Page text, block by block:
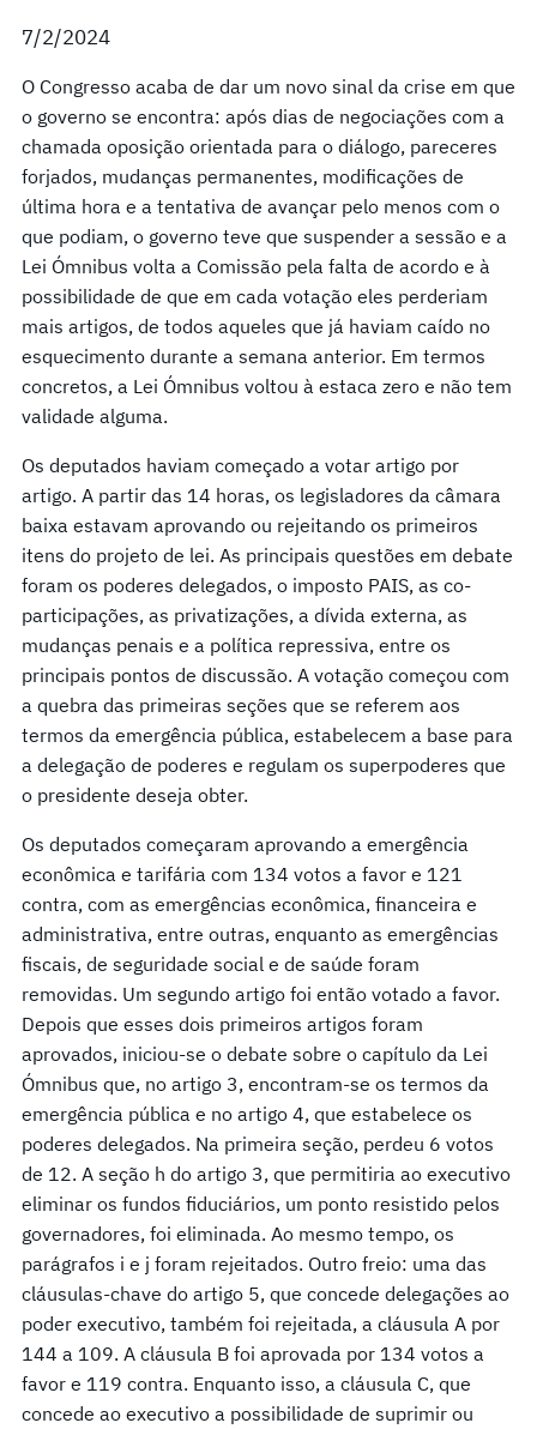
7/2/2024
O Congresso acaba de dar um novo sinal da crise em que
o governo se encontra: após dias de negociações com a
chamada oposição orientada para o diálogo, pareceres
forjados, mudanças permanentes, modificações de
última hora e a tentativa de avançar pelo menos com o
que podiam, o governo teve que suspender a sessão e a
Lei Ómnibus volta a Comissão pela falta de acordo e à
possibilidade de que em cada votação eles perderiam
mais artigos, de todos aqueles que já haviam caído no
esquecimento durante a semana anterior. Em termos
concretos, a Lei Ómnibus voltou à estaca zero e não tem
validade alguma.
Os deputados haviam começado a votar artigo por
artigo. A partir das 14 horas, os legisladores da câmara
baixa estavam aprovando ou rejeitando os primeiros
itens do projeto de lei. As principais questões em debate
foram os poderes delegados, o imposto PAIS, as co-
participações, as privatizações, a dívida externa, as
mudanças penais e a política repressiva, entre os
principais pontos de discussão. A votação começou com
a quebra das primeiras seções que se referem aos
termos da emergência pública, estabelecem a base para
a delegação de poderes e regulam os superpoderes que
o presidente deseja obter.
Os deputados começaram aprovando a emergência
econômica e tarifária com 134 votos a favor e 121
contra, com as emergências econômica, financeira e
administrativa, entre outras, enquanto as emergências
fiscais, de seguridade social e de saúde foram
removidas. Um segundo artigo foi então votado a favor.
Depois que esses dois primeiros artigos foram
aprovados, iniciou-se o debate sobre o capítulo da Lei
Ómnibus que, no artigo 3, encontram-se os termos da
emergência pública e no artigo 4, que estabelece os
poderes delegados. Na primeira seção, perdeu 6 votos
de 12. A seção h do artigo 3, que permitiria ao executivo
eliminar os fundos fiduciários, um ponto resistido pelos
governadores, foi eliminada. Ao mesmo tempo, os
parágrafos i e j foram rejeitados. Outro freio: uma das
cláusulas-chave do artigo 5, que concede delegações ao
poder executivo, também foi rejeitada, a cláusula A por
144 a 109. A cláusula B foi aprovada por 134 votos a
favor e 119 contra. Enquanto isso, a cláusula C, que
concede ao executivo a possibilidade de suprimir ou